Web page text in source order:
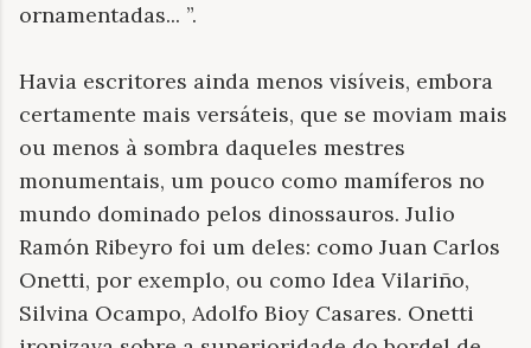
ornamentadas... ”.
Havia escritores ainda menos visíveis, embora
certamente mais versáteis, que se moviam mais
ou menos à sombra daqueles mestres
monumentais, um pouco como mamíferos no
mundo dominado pelos dinossauros. Julio
Ramón Ribeyro foi um deles: como Juan Carlos
Onetti, por exemplo, ou como Idea Vilariño,
Silvina Ocampo, Adolfo Bioy Casares. Onetti